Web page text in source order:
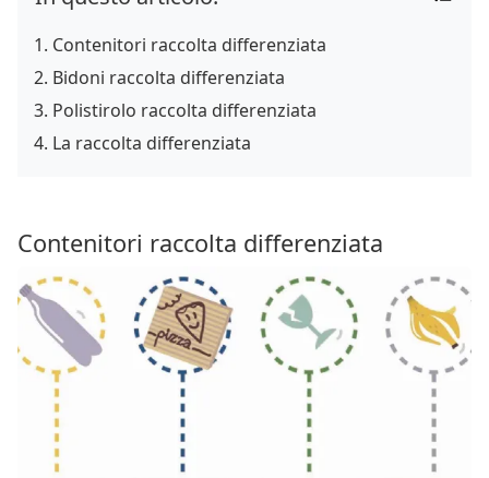
Contenitori raccolta differenziata
Bidoni raccolta differenziata
Polistirolo raccolta differenziata
La raccolta differenziata
Contenitori raccolta differenziata